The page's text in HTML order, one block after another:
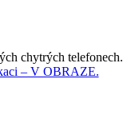
chytrých telefonech.
– V OBRAZE.